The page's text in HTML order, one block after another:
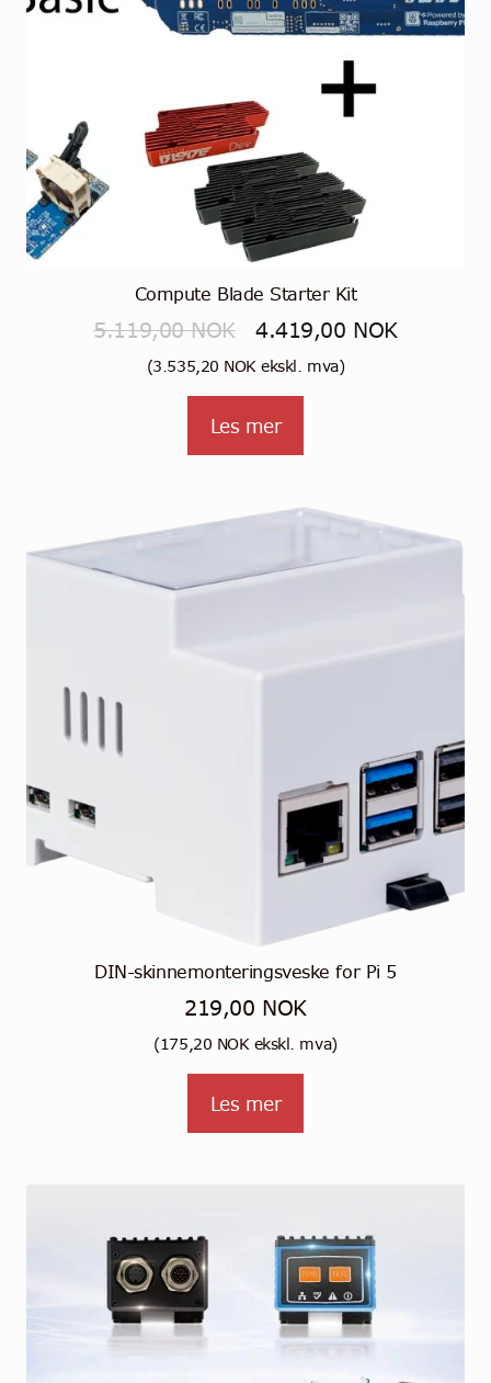
Compute Blade Starter Kit
5.119,00NOK
Opprinnelig
pris
var:
5.119,00 NOK.
4.419,00 NOK
(3.535,20 NOKekskl. mva)
Les mer
DIN-skinnemonteringsveske for Pi 5
219,00 NOK
(175,20 NOKekskl. mva)
Les mer